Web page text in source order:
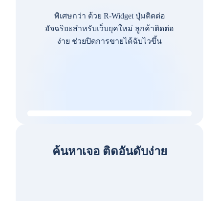
พิเศษกว่า ด้วย R-Widget ปุ่มติดต่อ
อัจฉริยะสำหรับเว็บยุคใหม่ ลูกค้าติดต่อ
ง่าย ช่วยปิดการขายได้ฉับไวขึ้น
ค้นหาเจอ ติดอันดับง่าย